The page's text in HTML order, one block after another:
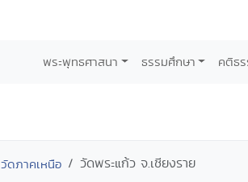
พระพุทธศาสนา ธรรมศึกษา คติธ
วัดภาคเหนือ วัดพระแก้ว จ.เชียงราย